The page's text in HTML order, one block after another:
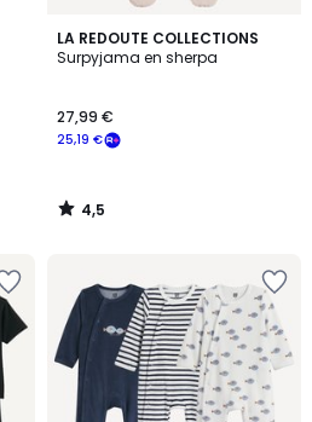
LA REDOUTE COLLECTIONS
Surpyjama en sherpa
25,19 €
27,99 €
4,5
/ 5
4,5
/